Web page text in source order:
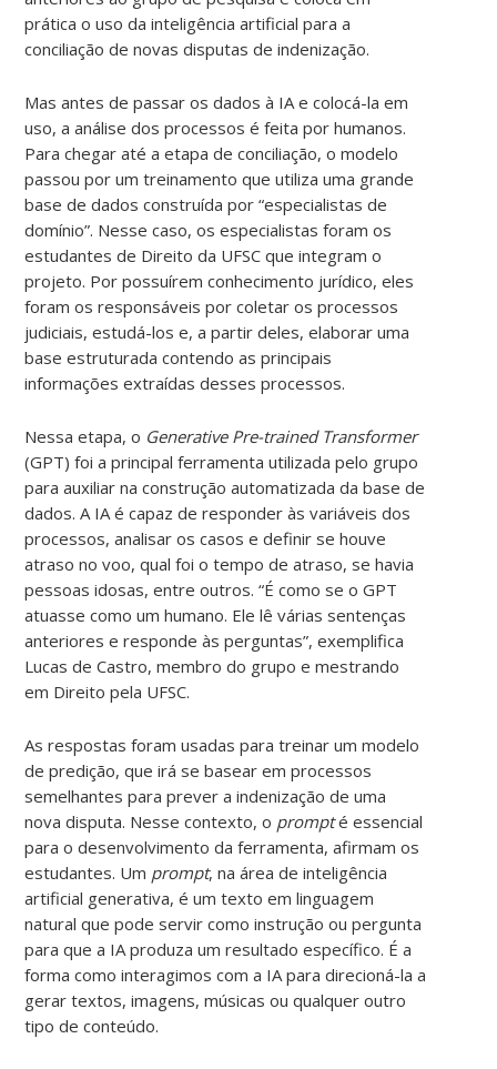
prática o uso da inteligência artificial para a
conciliação de novas disputas de indenização.
Mas antes de passar os dados à IA e colocá-la em
uso, a análise dos processos é feita por humanos.
Para chegar até a etapa de conciliação, o modelo
passou por um treinamento que utiliza uma grande
base de dados construída por “especialistas de
domínio”. Nesse caso, os especialistas foram os
estudantes de Direito da UFSC que integram o
projeto. Por possuírem conhecimento jurídico, eles
foram os responsáveis por coletar os processos
judiciais, estudá-los e, a partir deles, elaborar uma
base estruturada contendo as principais
informações extraídas desses processos.
Nessa etapa, o Generative Pre-trained Transformer
(GPT) foi a principal ferramenta utilizada pelo grupo
para auxiliar na construção automatizada da base de
dados. A IA é capaz de responder às variáveis dos
processos, analisar os casos e definir se houve
atraso no voo, qual foi o tempo de atraso, se havia
pessoas idosas, entre outros. “É como se o GPT
atuasse como um humano. Ele lê várias sentenças
anteriores e responde às perguntas”, exemplifica
Lucas de Castro, membro do grupo e mestrando
em Direito pela UFSC.
As respostas foram usadas para treinar um modelo
de predição, que irá se basear em processos
semelhantes para prever a indenização de uma
nova disputa. Nesse contexto, o prompté essencial
para o desenvolvimento da ferramenta, afirmam os
estudantes. Um prompt, na área de inteligência
artificial generativa, é um texto em linguagem
natural que pode servir como instrução ou pergunta
para que a IA produza um resultado específico. É a
forma como interagimos com a IA para direcioná-la a
gerar textos, imagens, músicas ou qualquer outro
tipo de conteúdo.